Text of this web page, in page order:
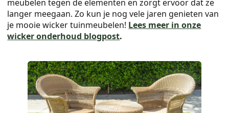
meubelen tegen de elementen en zorgt ervoor dat ze
langer meegaan. Zo kun je nog vele jaren genieten van
je mooie wicker tuinmeubelen! Lees meer in onze
wicker onderhoud blogpost.